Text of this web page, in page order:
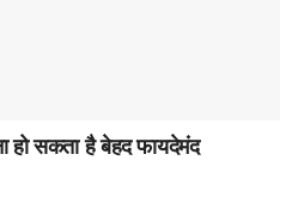
हो सकता है बेहद फायदेमंद